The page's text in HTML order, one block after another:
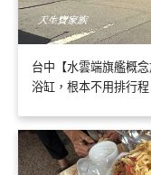
台中【水雲端旗艦概
浴缸，根本不用排行程